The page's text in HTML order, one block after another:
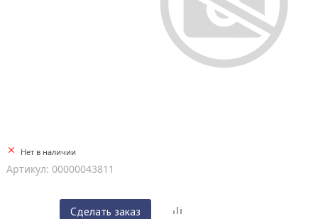
Нет в наличии
Артикул: 00000043811
Сделать заказ